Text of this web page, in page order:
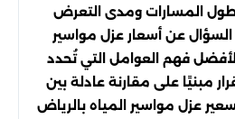
المسارات ومدى التعرض
عن أسعار عزل مواسير
فهم العوامل التي تُحدد
مبنيًا على مقارنة عادلة بين
عزل مواسير المياه بالرياض